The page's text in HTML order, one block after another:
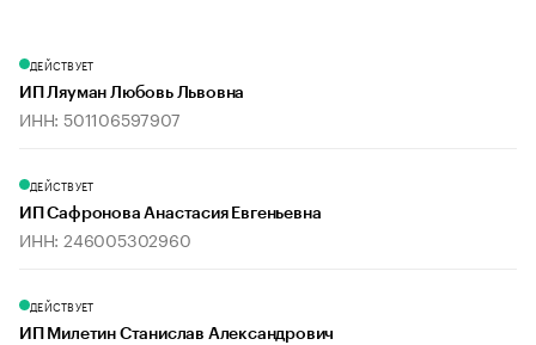
ДЕЙСТВУЕТ
ИП Ляуман Любовь Львовна
ИНН: 501106597907
ДЕЙСТВУЕТ
ИП Сафронова Анастасия Евгеньевна
ИНН: 246005302960
ДЕЙСТВУЕТ
ИП Милетин Станислав Александрович